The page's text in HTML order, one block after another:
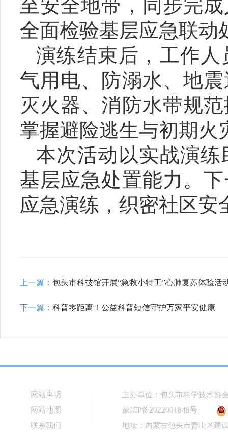
至安全地带，同步完
全面检验基层应急联动
演练结束后，工作
气用电、防溺水、地
灭火器、消防水带规
掌握避险逃生与初期火
本次活动以实战演
基层应急处置能力。
应急演练，织密社区安
上一篇： 包头市科技馆开展“急救小特工”心肺复苏体验活
下一篇： 科普零距离！公益科普短信守护万家平安健康
网站声明
网站地图
联系我们
主办单位：包头市科学技术协
蒙ICP备2022001848号
地址：内蒙古包头市青山